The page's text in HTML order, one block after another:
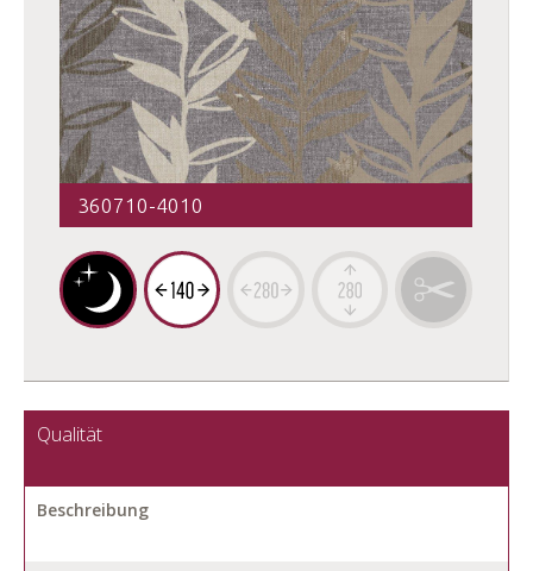
360710-4010
Qualität
Beschreibung